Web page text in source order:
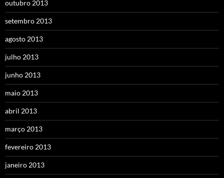
outubro 2013
setembro 2013
agosto 2013
julho 2013
junho 2013
maio 2013
abril 2013
março 2013
fevereiro 2013
janeiro 2013